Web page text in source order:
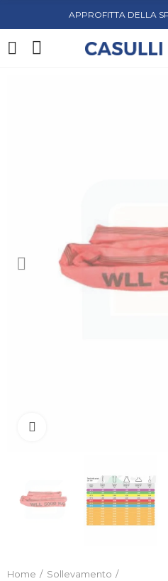
APPROFITTA DELLA
Home
Sollevamento